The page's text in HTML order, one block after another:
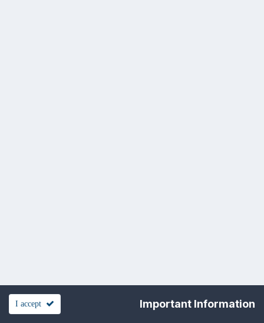
Important Information